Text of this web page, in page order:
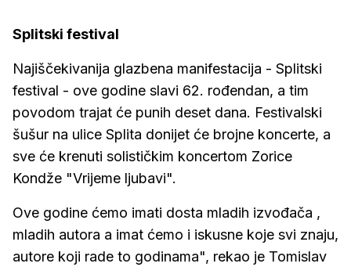
Splitski festival
Najiščekivanija glazbena manifestacija - Splitski
festival - ove godine slavi 62. rođendan, a tim
povodom trajat će punih deset dana. Festivalski
šušur na ulice Splita donijet će brojne koncerte, a
sve će krenuti solističkim koncertom Zorice
Kondže "Vrijeme ljubavi".
Ove godine ćemo imati dosta mladih izvođača ,
mladih autora a imat ćemo i iskusne koje svi znaju,
autore koji rade to godinama", rekao je Tomislav